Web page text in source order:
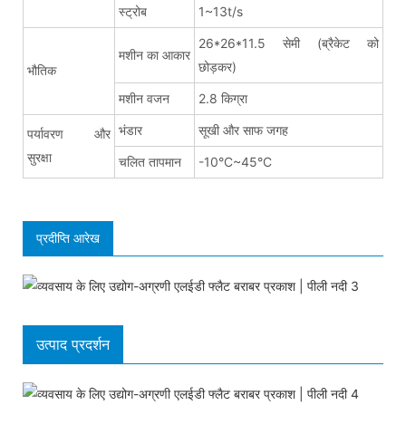
स्ट्रोब 1~13t/s
भौतिक
मशीन का आकार
26*26*11.5 सेमी (ब्रैकेट को
छोड़कर)
मशीन वजन 2.8 किग्रा
पर्यावरण और
सुरक्षा
भंडार सूखी और साफ जगह
चलित तापमान -10°C~45°C
प्रदीप्ति आरेख
उत्पाद प्रदर्शन